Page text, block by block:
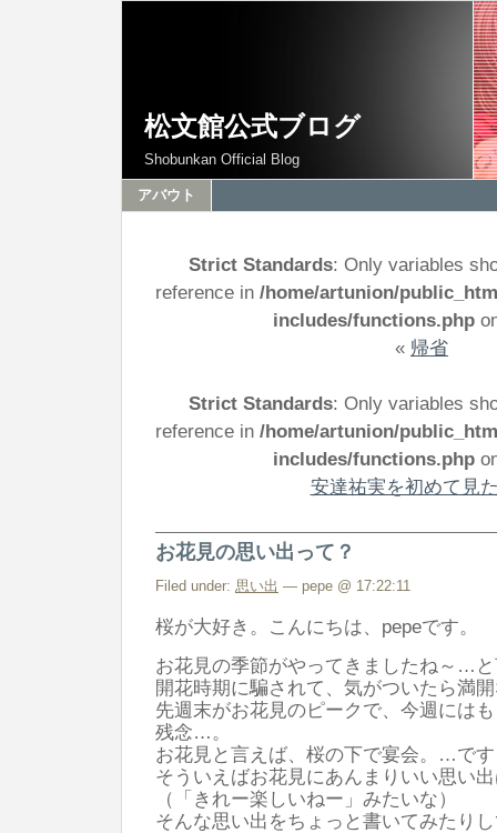
松文館公式ブログ
Shobunkan Official Blog
アバウト
Strict Standards: Only variables
reference in /home/artunion/
includes/functions.php
« 帰省
Strict Standards: Only variables
reference in /home/artunion/
includes/functions.php
安達祐実を初めて見
お花見の思い出って？
Filed under: 思い出 — pepe @ 17:22:11
桜が大好き。こんにちは、pepeです。
お花見の季節がやってきましたね～…
開花時期に騙されて、気がついたら満
先週末がお花見のピークで、今週には
残念…。
お花見と言えば、桜の下で宴会。…で
そういえばお花見にあんまりいい思い
（「きれー楽しいねー」みたいな）
そんな思い出をちょっと書いてみたり